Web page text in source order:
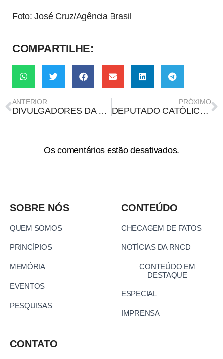
Foto: José Cruz/Agência Brasil
COMPARTILHE:
ANTERIOR
DIVULGADORES DA CIÊNCIA TÊM PAPEL DECISIVO NO COMBATE À DESINFORMAÇÃO SOBRE VACINAS CONTRA A COVID-19 NO YOUTUBE
PRÓXIMO
DEPUTADO CATÓLICO COMPARTILHA TUÍTE SOBRE COMPLICAÇÕES RELACIONADAS À VACINA
Os comentários estão desativados.
SOBRE NÓS
QUEM SOMOS
PRINCÍPIOS
MEMÓRIA
EVENTOS
PESQUISAS
CONTEÚDO
CHECAGEM DE FATOS
NOTÍCIAS DA RNCD
CONTEÚDO EM
DESTAQUE
ESPECIAL
IMPRENSA
CONTATO